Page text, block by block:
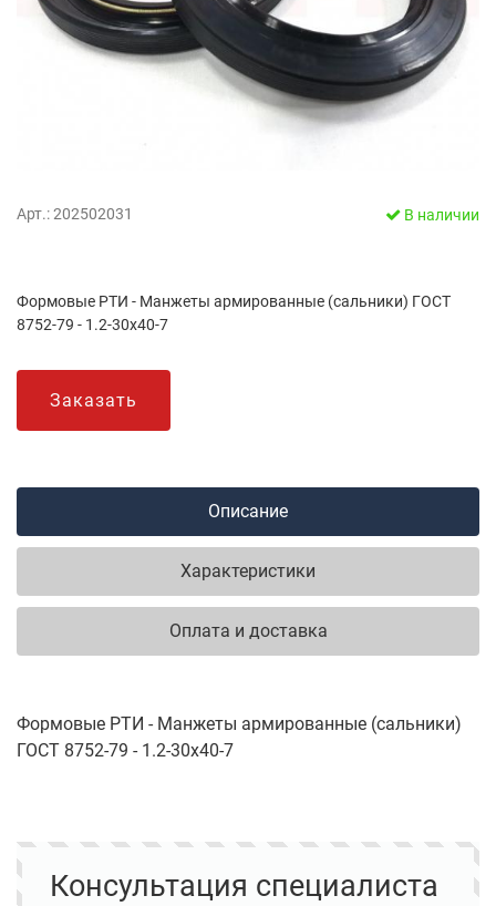
Арт.: 202502031 В наличии
Формовые РТИ - Манжеты армированные (сальники) ГОСТ
8752-79 - 1.2-30х40-7
Заказать
Описание
Характеристики
Оплата и доставка
Формовые РТИ - Манжеты армированные (сальники)
ГОСТ 8752-79 - 1.2-30х40-7
Консультация специалиста